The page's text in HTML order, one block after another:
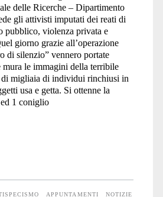
delle Ricerche – Dipartimento
gli attivisti imputati dei reati di
pubblico, violenza privata e
giorno grazie all’operazione
di silenzio” vennero portate
mura le immagini della terribile
migliaia di individui rinchiusi in
usa e getta. Si ottenne la
1 coniglio
APPUNTAMENTI
NOTIZIE